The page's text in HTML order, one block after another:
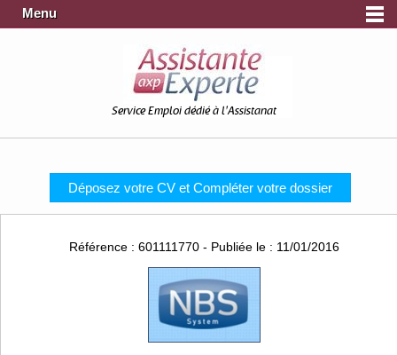
Menu
Service Emploi dédié à l'Assistanat
Déposez votre CV et Compléter votre dossier
Référence : 601111770 - Publiée le : 11/01/2016